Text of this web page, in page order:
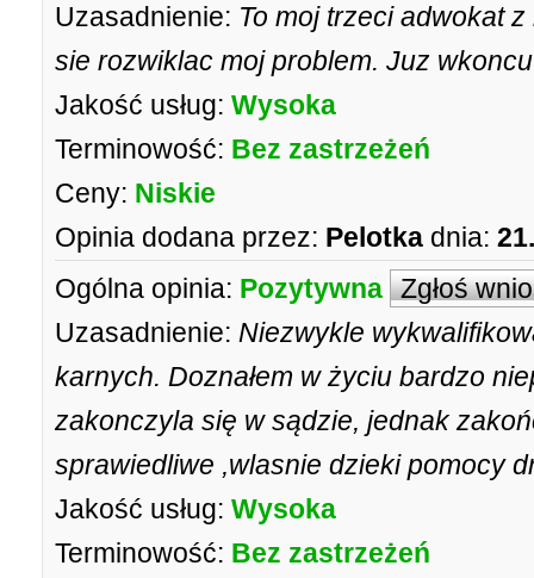
Uzasadnienie: To moj trzeci adwokat
sie rozwiklac moj problem. Juz
Jakość usług: Wysoka
Terminowość: Bez zastrzeżeń
Ceny: Niskie
Opinia dodana przez: Pelotka dnia:
Ogólna opinia: Pozytywna Zgłoś
Uzasadnienie: Niezwykle
karnych. Doznałem w życiu bardzo
zakonczyla się w sądzie, jednak
sprawiedliwe ,wlasnie dzieki pomocy
Jakość usług: Wysoka
Terminowość: Bez zastrzeżeń